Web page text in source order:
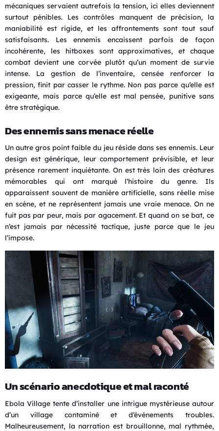
mécaniques servaient autrefois la tension, ici elles deviennent
surtout pénibles. Les contrôles manquent de précision, la
maniabilité est rigide, et les affrontements sont tout sauf
satisfaisants. Les ennemis encaissent parfois de façon
incohérente, les hitboxes sont approximatives, et chaque
combat devient une corvée plutôt qu’un moment de survie
intense. La gestion de l’inventaire, censée renforcer la
pression, finit par casser le rythme. Non pas parce qu’elle est
exigeante, mais parce qu’elle est mal pensée, punitive sans
être stratégique.
Des ennemis sans menace réelle
Un autre gros point faible du jeu réside dans ses ennemis. Leur
design est générique, leur comportement prévisible, et leur
présence rarement inquiétante. On est très loin des créatures
mémorables qui ont marqué l’histoire du genre. Ils
apparaissent souvent de manière artificielle, sans réelle mise
en scène, et ne représentent jamais une vraie menace. On ne
fuit pas par peur, mais par agacement. Et quand on se bat, ce
n’est jamais par nécessité tactique, juste parce que le jeu
l’impose.
Un scénario anecdotique et mal raconté
Ebola Village tente d’installer une intrigue mystérieuse autour
d’un village contaminé et d’événements troubles.
Malheureusement, la narration est brouillonne, mal rythmée,